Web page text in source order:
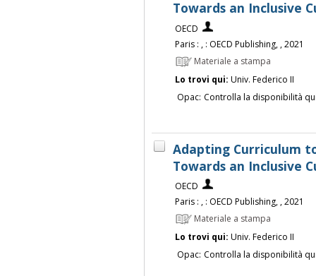
Towards an Inclusive
OECD
Paris : , : OECD Publishing, , 2021
Materiale a stampa
Lo trovi qui: Univ. Federico II
Opac: Controlla la disponibilità
Adapting Curriculum
Towards an Inclusive
OECD
Paris : , : OECD Publishing, , 2021
Materiale a stampa
Lo trovi qui: Univ. Federico II
Opac: Controlla la disponibilità